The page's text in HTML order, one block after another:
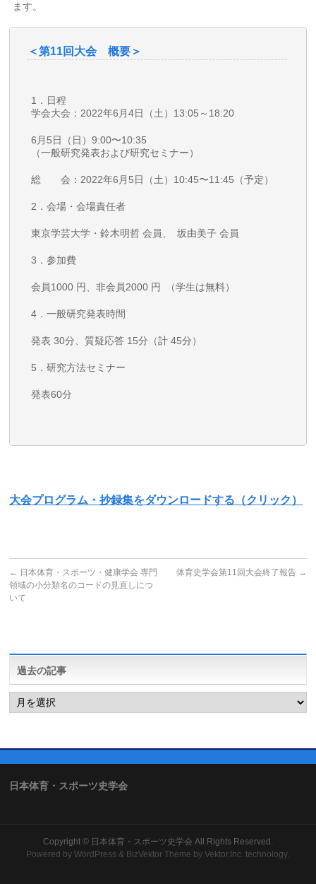
ます。
＜第11回大会 概要＞
1．日程
学会大会：2022年6月4日（土）13:05～18:20
6月5日（日）9:00〜10:35
（一般研究発表および研究セミナー）
総 会：2022年6月5日（土）10:45〜11:45（予定）
2．会場・会場責任者
東京学芸大学・鈴⽊明哲 会員、 坂由美⼦ 会員
3．参加費
会員1000 円、⾮会員2000 円 （学⽣は無料）
4．一般研究発表時間
発表 30分、質疑応答 15分（計 45分）
5．研究方法セミナー
発表60分
大会プログラム・抄録集をダウンロードする（クリック）
← 日本体育・スポーツ・健康学会 専門
領域の小分類名のコードの見直しにつ
いて
体育史学会第11回大会終了報告 →
過去の記事
過
去
の
日本体育・スポーツ史学会
Copyright © 日本体育・スポーツ史学会 All Rights Reserved.
Powered byWordPress & BizVektor Theme by Vektor,Inc. technology.